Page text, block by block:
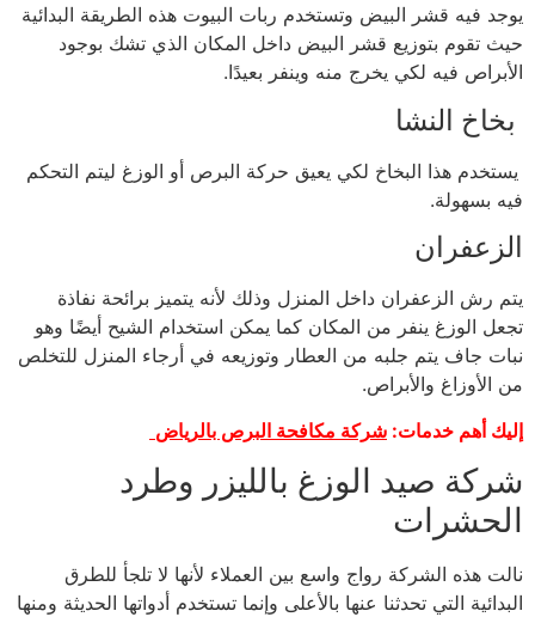
يوجد فيه قشر البيض وتستخدم ربات البيوت هذه الطريقة البدائية
حيث تقوم بتوزيع قشر البيض داخل المكان الذي تشك بوجود
الأبراص فيه لكي يخرج منه وينفر بعيدًا.
بخاخ النشا
يستخدم هذا البخاخ لكي يعيق حركة البرص أو الوزغ ليتم التحكم
فيه بسهولة.
الزعفران
يتم رش الزعفران داخل المنزل وذلك لأنه يتميز برائحة نفاذة
تجعل الوزغ ينفر من المكان كما يمكن استخدام الشيح أيضًا وهو
نبات جاف يتم جلبه من العطار وتوزيعه في أرجاء المنزل للتخلص
من الأوزاغ والأبراص.
إليك أهم خدمات: شركة مكافحة البرص بالرياض
شركة صيد الوزغ بالليزر وطرد
الحشرات
نالت هذه الشركة رواج واسع بين العملاء لأنها لا تلجأ للطرق
البدائية التي تحدثنا عنها بالأعلى وإنما تستخدم أدواتها الحديثة ومنها